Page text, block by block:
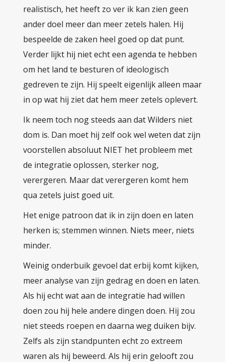
realistisch, het heeft zo ver ik kan zien geen
ander doel meer dan meer zetels halen. Hij
bespeelde de zaken heel goed op dat punt.
Verder lijkt hij niet echt een agenda te hebben
om het land te besturen of ideologisch
gedreven te zijn. Hij speelt eigenlijk alleen maar
in op wat hij ziet dat hem meer zetels oplevert.
Ik neem toch nog steeds aan dat Wilders niet
dom is. Dan moet hij zelf ook wel weten dat zijn
voorstellen absoluut NIET het probleem met
de integratie oplossen, sterker nog,
verergeren. Maar dat verergeren komt hem
qua zetels juist goed uit.
Het enige patroon dat ik in zijn doen en laten
herken is; stemmen winnen. Niets meer, niets
minder.
Weinig onderbuik gevoel dat erbij komt kijken,
meer analyse van zijn gedrag en doen en laten.
Als hij echt wat aan de integratie had willen
doen zou hij hele andere dingen doen. Hij zou
niet steeds roepen en daarna weg duiken bijv.
Zelfs als zijn standpunten echt zo extreem
waren als hij beweerd. Als hij erin gelooft zou